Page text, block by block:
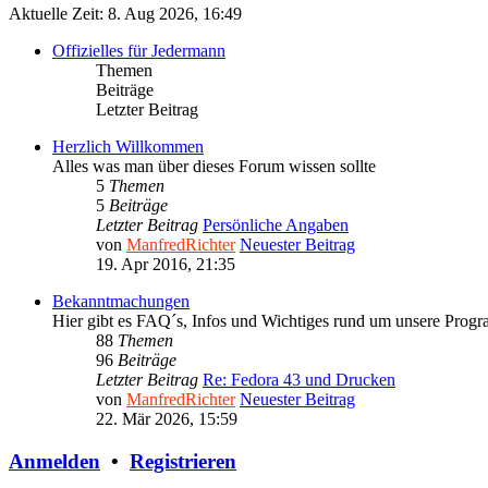
Aktuelle Zeit: 8. Aug 2026, 16:49
Offizielles für Jedermann
Themen
Beiträge
Letzter Beitrag
Herzlich Willkommen
Alles was man über dieses Forum wissen sollte
5 Themen
5 Beiträge
Letzter Beitrag Persönliche Angaben
von ManfredRichter Neuester Beitrag
19. Apr 2016, 21:35
Bekanntmachungen
Hier gibt es FAQ´s, Infos und Wichtiges rund um unsere
88 Themen
96 Beiträge
Letzter Beitrag Re: Fedora 43 und Drucken
von ManfredRichter Neuester Beitrag
22. Mär 2026, 15:59
Anmelden • Registrieren